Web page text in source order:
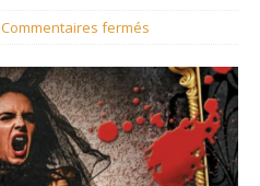
Commentaires fermés